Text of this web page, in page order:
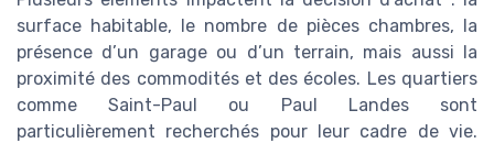
surface habitable, le nombre de pièces chambres, la
présence d’un garage ou d’un terrain, mais aussi la
proximité des commodités et des écoles. Les quartiers
comme Saint-Paul ou Paul Landes sont
particulièrement recherchés pour leur cadre de vie.